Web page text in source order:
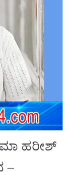
ಹರೀಶ್
–